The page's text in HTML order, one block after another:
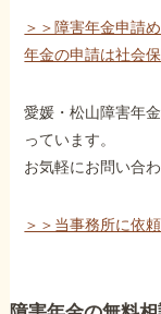
＞＞障害年金申請
年金の申請は社会
愛媛・松山障害年
っています。
お気軽にお問い合
＞＞当事務所に依